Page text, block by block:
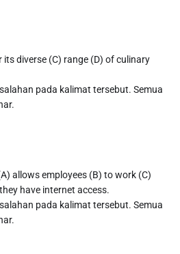
diverse (C) range (D) of culinary
pada kalimat tersebut. Semua
allows employees (B) to work (C)
have internet access.
pada kalimat tersebut. Semua